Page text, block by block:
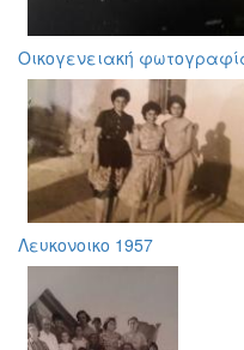
Οικογενειακή
Λευκονοικο 1957